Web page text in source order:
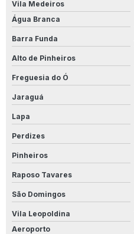
Vila Medeiros
Água Branca
Barra Funda
Alto de Pinheiros
Freguesia do Ó
Jaraguá
Lapa
Perdizes
Pinheiros
Raposo Tavares
São Domingos
Vila Leopoldina
Aeroporto